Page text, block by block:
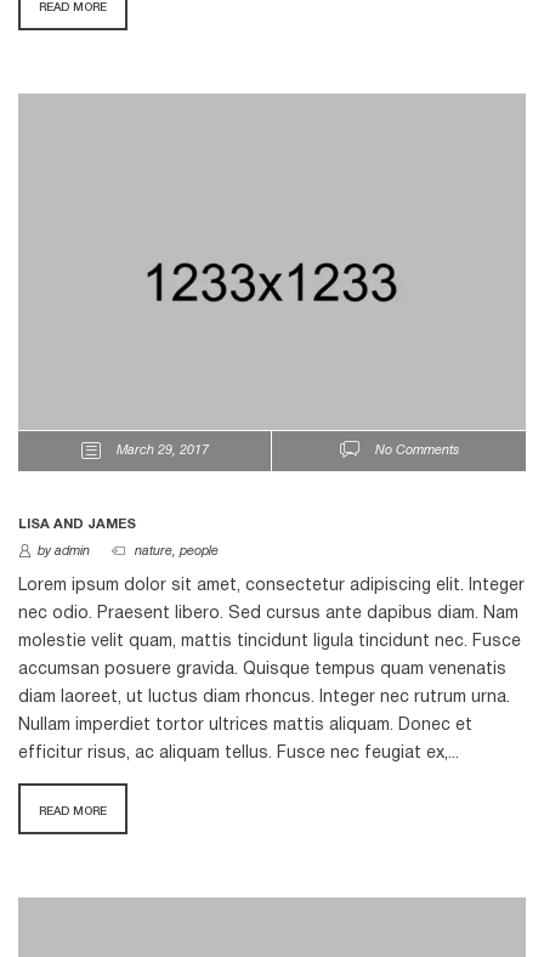
READ MORE
March 29, 2017 No Comments
LISA AND JAMES
by admin nature, people
Lorem ipsum dolor sit amet, consectetur adipiscing elit. Integer
nec odio. Praesent libero. Sed cursus ante dapibus diam. Nam
molestie velit quam, mattis tincidunt ligula tincidunt nec. Fusce
accumsan posuere gravida. Quisque tempus quam venenatis
diam laoreet, ut luctus diam rhoncus. Integer nec rutrum urna.
Nullam imperdiet tortor ultrices mattis aliquam. Donec et
efficitur risus, ac aliquam tellus. Fusce nec feugiat ex,...
READ MORE